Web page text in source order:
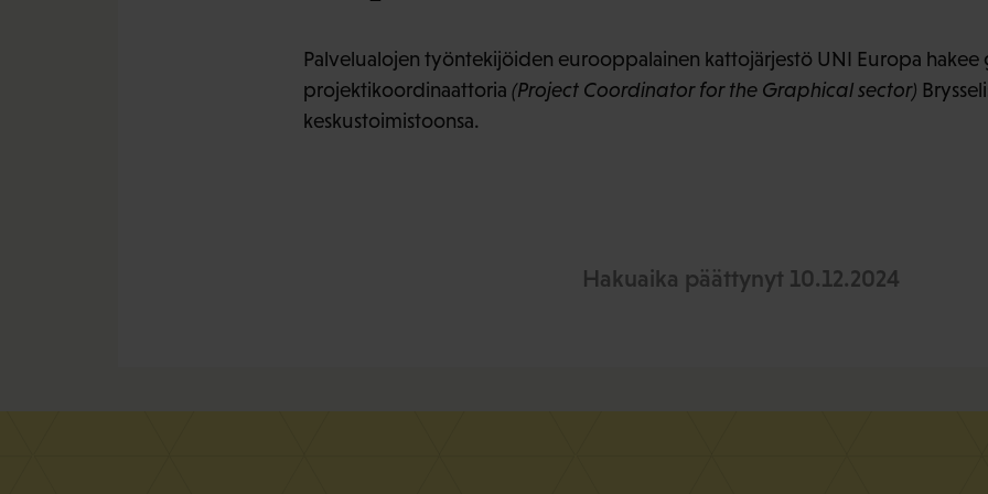
Palvelualojen työntekijöiden eurooppalainen kattojärjestö UNI Europa hakee
projektikoordinaattoria (Project Coordinator for the Graphical sector)
keskustoimistoonsa.
Hakuaika päättynyt 10.12.2024